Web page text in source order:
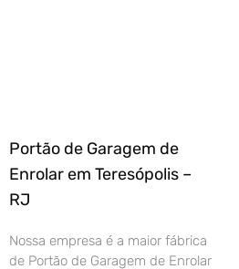
Portão de Garagem de
Enrolar em Teresópolis –
RJ
Nossa empresa é a maior fábrica
de Portão de Garagem de Enrolar